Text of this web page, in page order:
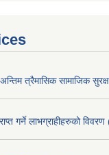
त्रैमासिक सामाजिक
गर्ने लाभग्राहीहरुको